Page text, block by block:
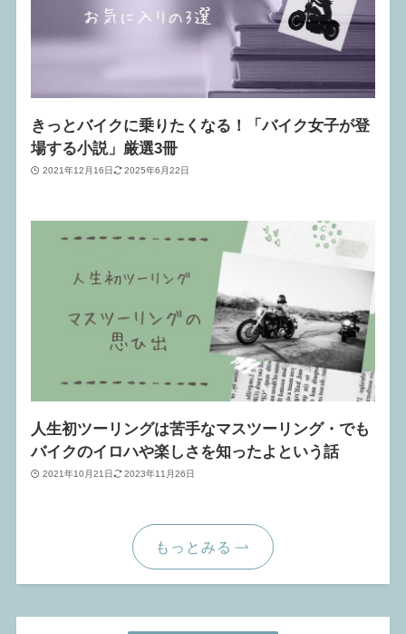
きっとバイクに乗りたくなる！「バイク女子が登
場する小説」厳選3冊
2021年12月16日 2025年6月22日
人生初ツーリングは苦手なマスツーリング・でも
バイクのイロハや楽しさを知ったよという話
2021年10月21日 2023年11月26日
もっとみる